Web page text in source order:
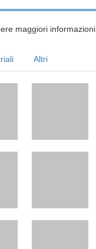
maggiori informazioni.
Altri